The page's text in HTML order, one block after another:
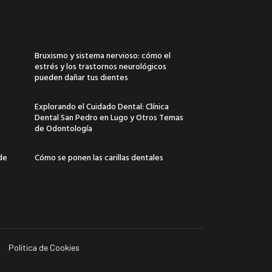
Bruxismo y sistema nervioso: cómo el
estrés y los trastornos neurológicos
pueden dañar tus dientes
Explorando el Cuidado Dental: Clínica
Dental San Pedro en Lugo y Otros Temas
de Odontología
Cómo se ponen las carillas dentales
Política de Cookies